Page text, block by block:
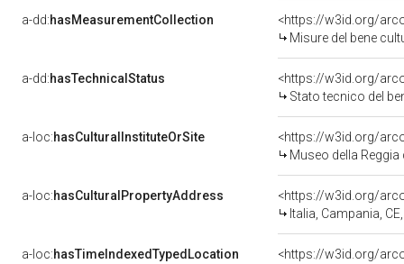
a-dd:hasMeasurementCollection
<https://w3id.org/
Misure del bene
a-dd:hasTechnicalStatus
<https://w3id.org/
Stato tecnico del
a-loc:hasCulturalInstituteOrSite
<https://w3id.org/
Museo della Reggia
a-loc:hasCulturalPropertyAddress
<https://w3id.org/
Italia, Campania,
a-loc:hasTimeIndexedTypedLocation
<https://w3id.org/